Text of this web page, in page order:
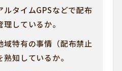
ルタイムGPSなどで配布
しているか。
域特有の事情（配布禁止
知しているか。